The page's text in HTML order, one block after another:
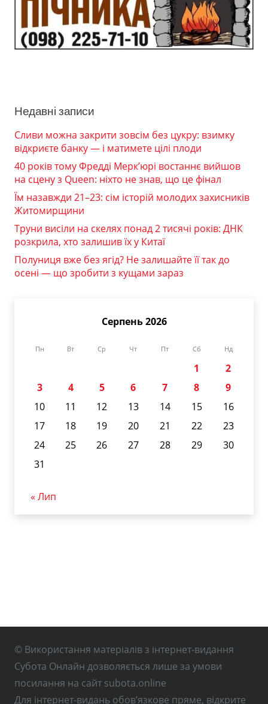
Недавні записи
Сливи можна закрити зовсім без цукру: взимку
відкриєте банку — і матимете цілі плоди
40 років тому Фредді Мерк’юрі востаннє вийшов
на сцену з Queen: ніхто не знав, що це фінал
Їм назавжди 21–23: сім історій молодих захисників
Житомирщини
Труни висіли на скелях понад 2 тисячі років: ДНК
розкрила, хто залишив їх у Китаї
Полуниця вже без ягід? Не залишайте її так до
осені — що зробити з кущами зараз
Серпень 2026
Пн Вт Ср Чт Пт Сб Нд
1
2
3
4 5 6 7 8
9
10
11 12 13 14 15
16
17
18 19 20 21 22
23
24
25 26 27 28 29
30
31
« Лип
© Використання матеріалів з інтернет-видання
Субота Онлайн дозволяється лише за умови
посилання на сайт subota.online
Для інтернет-видань обов’язкове пряме, відкрите